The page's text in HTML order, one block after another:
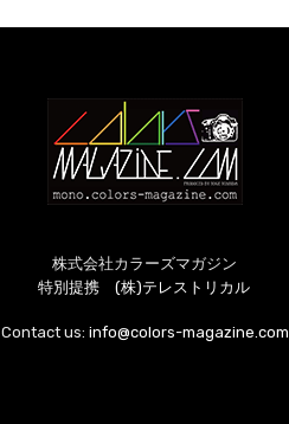
株式会社カラーズマガジン
特別提携 (株)テレストリカル
Contact us: info@colors-magazine.com